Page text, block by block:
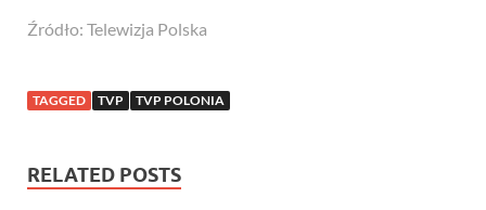
Źródło: Telewizja Polska
TAGGED TVP TVP POLONIA
RELATED POSTS